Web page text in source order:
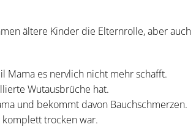
ältere Kinder die Elternrolle, aber auch
Mama es nervlich nicht mehr schafft.
Wutausbrüche hat.
und bekommt davon Bauchschmerzen.
komplett trocken war.